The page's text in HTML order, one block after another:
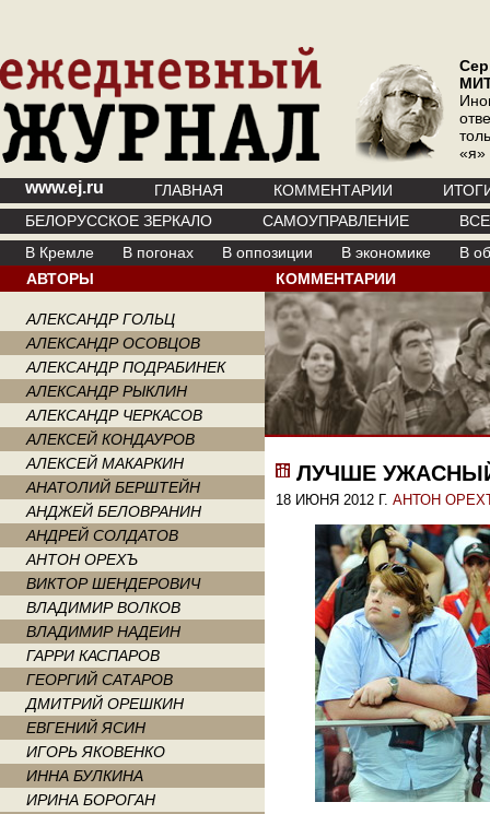
«я»
www.ej.ru ГЛАВНАЯ КОММЕНТАРИИ
БЕЛОРУССКОЕ ЗЕРКАЛО
САМОУПРАВЛЕНИЕ
В Кремле
В погонах В оппозиции В экономике
В
АВТОРЫ
АЛЕКСАНДР ГОЛЬЦ
АЛЕКСАНДР ОСОВЦОВ
АЛЕКСАНДР ПОДРАБИНЕК
АЛЕКСАНДР РЫКЛИН
АЛЕКСАНДР ЧЕРКАСОВ
АЛЕКСЕЙ КОНДАУРОВ
АЛЕКСЕЙ МАКАРКИН
АНАТОЛИЙ БЕРШТЕЙН
АНДЖЕЙ БЕЛОВРАНИН
АНДРЕЙ СОЛДАТОВ
АНТОН ОРЕХЪ
ВИКТОР ШЕНДЕРОВИЧ
ВЛАДИМИР ВОЛКОВ
ВЛАДИМИР НАДЕИН
ГАРРИ КАСПАРОВ
ГЕОРГИЙ САТАРОВ
ДМИТРИЙ ОРЕШКИН
ЕВГЕНИЙ ЯСИН
ИГОРЬ ЯКОВЕНКО
ИННА БУЛКИНА
ИРИНА БОРОГАН
КОММЕНТАРИИ
ЛУЧШЕ
18 ИЮНЯ 2012 Г. АНТОН